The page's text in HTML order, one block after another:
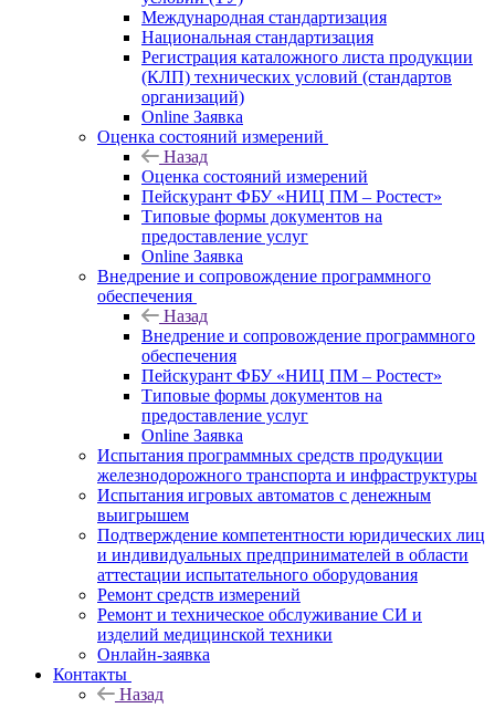
Международная стандартизация
Национальная стандартизация
Регистрация каталожного листа продукции
(КЛП) технических условий (стандартов
организаций)
Online Заявка
Оценка состояний измерений
Назад
Оценка состояний измерений
Пейскурант ФБУ «НИЦ ПМ – Ростест»
Типовые формы документов на
предоставление услуг
Online Заявка
Внедрение и сопровождение программного
обеспечения
Назад
Внедрение и сопровождение программного
обеспечения
Пейскурант ФБУ «НИЦ ПМ – Ростест»
Типовые формы документов на
предоставление услуг
Online Заявка
Испытания программных средств продукции
железнодорожного транспорта и инфраструктуры
Испытания игровых автоматов с денежным
выигрышем
Подтверждение компетентности юридических лиц
и индивидуальных предпринимателей в области
аттестации испытательного оборудования
Ремонт средств измерений
Ремонт и техническое обслуживание СИ и
изделий медицинской техники
Онлайн-заявка
Контакты
Назад